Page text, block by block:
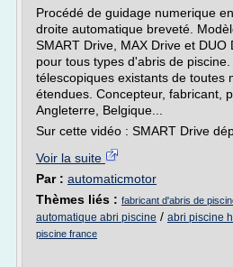
Procédé de guidage numerique
droite automatique breveté.
SMART Drive, MAX Drive et DUO
pour tous types d'abris de
télescopiques existants de toutes
étendues. Concepteur, fabricant,
Angleterre, Belgique...
Sur cette vidéo : SMART Drive
Voir la suite
Par : automaticmotor
Thèmes liés : fabricant d'abris de
automatique abri piscine / abri piscine
piscine france